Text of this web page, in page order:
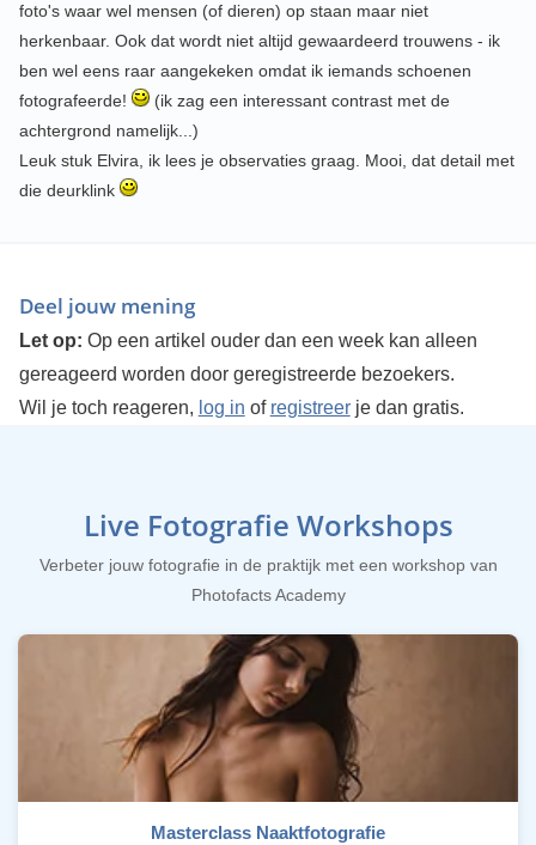
foto's waar wel mensen (of dieren) op staan maar niet
herkenbaar. Ook dat wordt niet altijd gewaardeerd trouwens - ik
ben wel eens raar aangekeken omdat ik iemands schoenen
fotografeerde!
(ik zag een interessant contrast met de
achtergrond namelijk...)
Leuk stuk Elvira, ik lees je observaties graag. Mooi, dat detail met
die deurklink
Deel jouw mening
Let op: Op een artikel ouder dan een week kan alleen
gereageerd worden door geregistreerde bezoekers.
Wil je toch reageren, log in of registreerje dan gratis.
Live Fotografie Workshops
Verbeter jouw fotografie in de praktijk met een workshop van
Photofacts Academy
Masterclass Naaktfotografie